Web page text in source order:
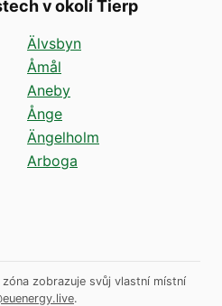
v okolí Tierp
Älvsbyn
Åmål
Aneby
Ånge
Ängelholm
Arboga
zobrazuje svůj vlastní místní
.